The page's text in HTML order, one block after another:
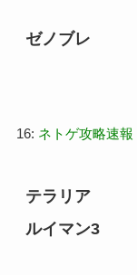
ゼノブレ
16: ネトゲ攻略速報
テラリア
ルイマン3